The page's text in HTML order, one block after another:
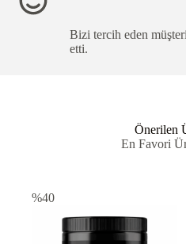
Bizi tercih eden
etti.
Önerilen
En Favori
%40